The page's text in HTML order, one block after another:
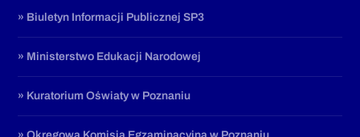
» Biuletyn Informacji Publicznej SP3
» Ministerstwo Edukacji Narodowej
» Kuratorium Oświaty w Poznaniu